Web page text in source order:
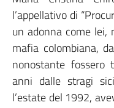
l’appellativo di
un adonna come lei,
mafia colombiana,
nonostante fossero
anni dalle stragi
l’estate del 1992,